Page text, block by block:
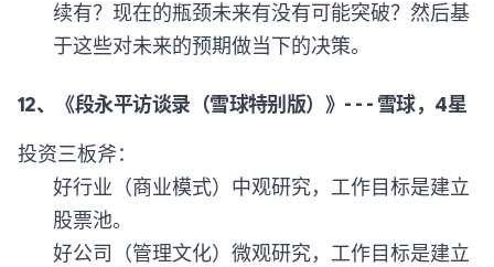
续有？现在的瓶颈未来有没有可能突破？然后基
于这些对未来的预期做当下的决策。
12、《段永平访谈录（雪球特别版）》- - - 雪球，4星
投资三板斧：
好行业（商业模式）中观研究，工作目标是建立
股票池。
好公司（管理文化）微观研究，工作目标是建立